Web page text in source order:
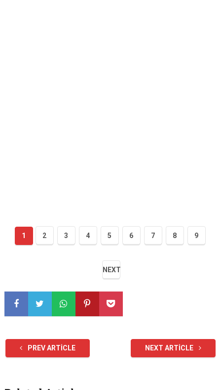
1 2 3 4 5 6 7 8 9
NEXT
PREV ARTICLE NEXT ARTICLE